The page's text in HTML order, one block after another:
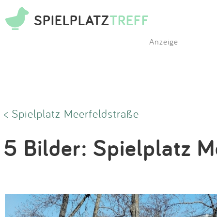
SPIELPLATZTREFF
Anzeige
< Spielplatz Meerfeldstraße
5 Bilder: Spielplatz